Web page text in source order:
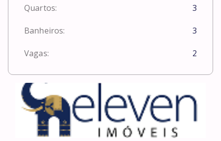
Quartos: 3
Banheiros: 3
Vagas: 2